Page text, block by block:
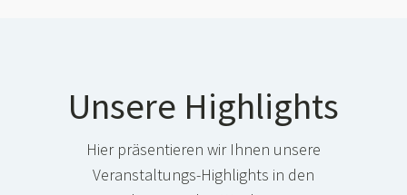
Unsere Highlights
Hier präsentieren wir Ihnen unsere
Veranstaltungs-Highlights in den